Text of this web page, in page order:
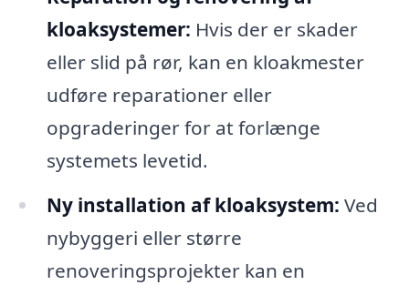
kloaksystemer: Hvis der er skader
eller slid på rør, kan en kloakmester
udføre reparationer eller
opgraderinger for at forlænge
systemets levetid.
Ny installation af kloaksystem: Ved
nybyggeri eller større
renoveringsprojekter kan en